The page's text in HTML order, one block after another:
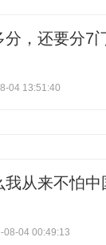
分，还要分7
04 13:51:40
我从来不怕
08-04 00:49:13